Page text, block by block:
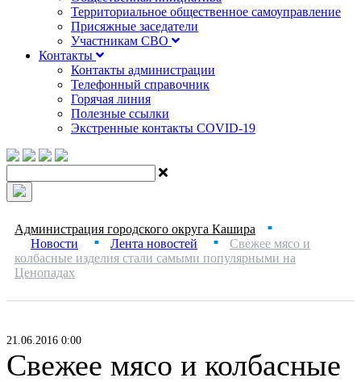
Территориальное общественное самоуправление
Присяжные заседатели
Участникам СВО
Контакты
Контакты администрации
Телефонный справочник
Горячая линия
Полезные ссылки
Экстренные контакты COVID-19
Администрация городского округа Кашира ■
Новости ■ Лента новостей ■
Свежее мясо и
колбасные изделия стали самыми популярными на
Ценопадах
21.06.2016 0:00
Свежее мясо и колбасные